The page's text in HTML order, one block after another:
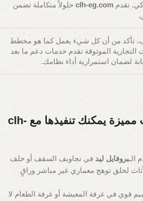
تقدم clh-eg.com حلولاً متكاملة تضمن
تأكد من أن كل شيء يعمل كما هو مخطط
التجارية الموثوقة تقدم خدمات دعم ما بعد
لضمان استمرارية أداء نظامك.
5. تصاميم إضاءات مميزة يمكنك تنفيذها مع clh-
الـبروفايل ليد في تجاويف السقف أو خلف
لخلق توهج معماري غير مباشر وراقٍ
قوي في غرفة المعيشة أو غرفة الطعام لا